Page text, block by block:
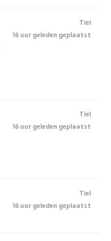
Tiel
16 uur geleden geplaatst
Tiel
16 uur geleden geplaatst
Tiel
16 uur geleden geplaatst